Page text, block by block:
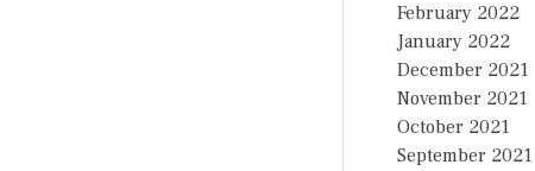
February 2022
January 2022
December 2021
November 2021
October 2021
September 2021